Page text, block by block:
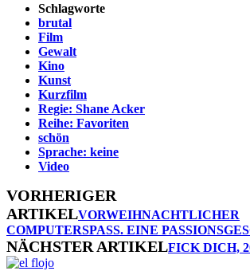
Schlagworte
brutal
Film
Gewalt
Kino
Kunst
Kurzfilm
Regie: Shane Acker
Reihe: Favoriten
schön
Sprache: keine
Video
VORHERIGER
ARTIKELVORWEIHNACHTLICHER
COMPUTERSPASS. EINE
NÄCHSTER ARTIKELFICK DICH,